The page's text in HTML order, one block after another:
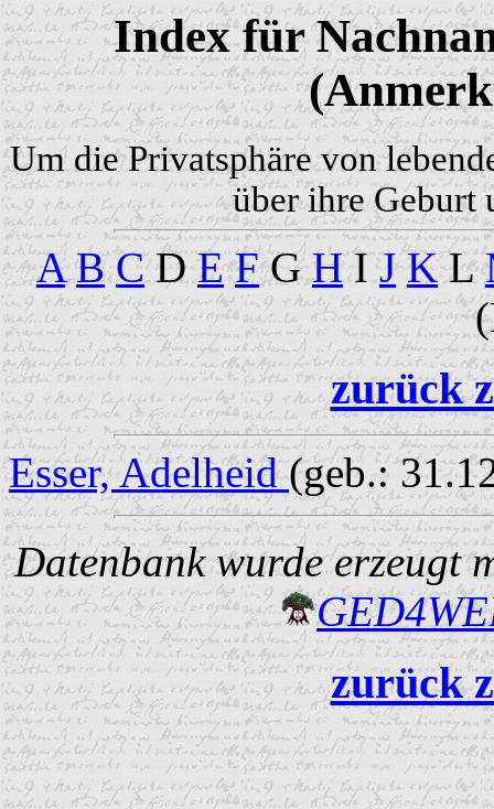
Index für
Um die Privatsphäre von
über ihre Geburt
A B CDE FGHIJ KL
zurück
Esser, Adelheid(geb.:
Datenbank wurde erzeugt
zurück